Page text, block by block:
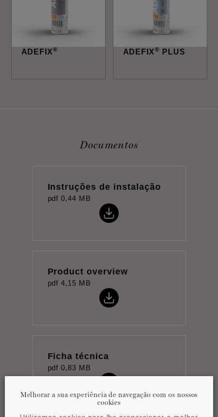
ADEFIX® ADEFIX® PLUS
Documentos
Instruções de instalação
pdf 0,44 MB
Product overview
pdf 4,15 MB
Ficha técnica
pdf 0,83 MB
Melhorar a sua experiência de navegação com os nossos
cookies